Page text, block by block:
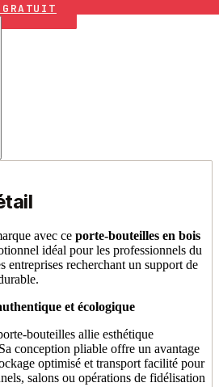
avec ce porte-bouteilles en bois
idéal pour les professionnels du
entreprises recherchant un support de
et écologique
bouteilles allie esthétique
conception pliable offre un avantage
optimisé et transport facilité pour
salons ou opérations de fidélisation